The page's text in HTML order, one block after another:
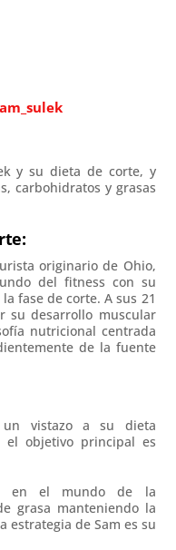
y su dieta de corte, y
carbohidratos y grasas
originario de Ohio,
del fitness con su
fase de corte. A sus 21
su desarrollo muscular
nutricional centrada
de la fuente
un vistazo a su dieta
objetivo principal es
en el mundo de la
grasa manteniendo la
estrategia de Sam es su